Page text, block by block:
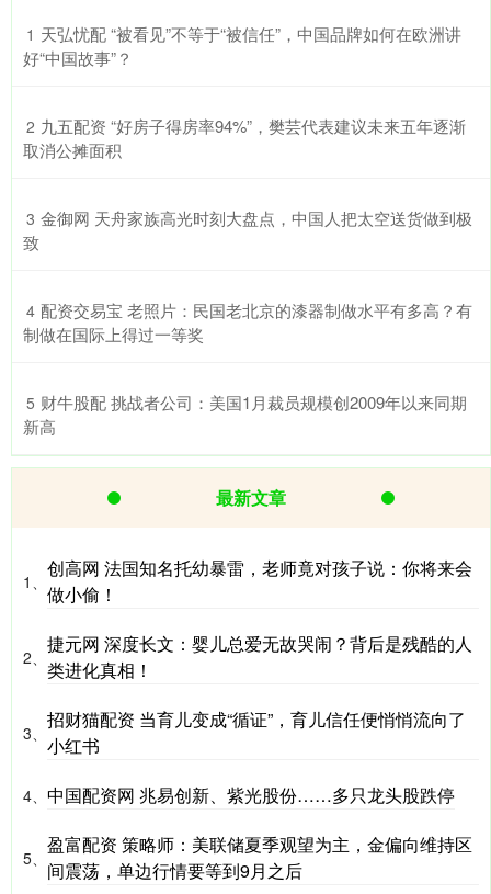
1 ​天弘忧配 “被看见”不等于“被信任”，中国品牌如何在欧洲讲
好“中国故事”？
2 ​九五配资 “好房子得房率94%”，樊芸代表建议未来五年逐渐
取消公摊面积
3 ​金御网 天舟家族高光时刻大盘点，中国人把太空送货做到极
致
4 ​配资交易宝 老照片：民国老北京的漆器制做水平有多高？有
制做在国际上得过一等奖
5 ​财牛股配 挑战者公司：美国1月裁员规模创2009年以来同期
新高
最新文章
1、
创高网 法国知名托幼暴雷，老师竟对孩子说：你将来会
做小偷！
2、
捷元网 深度长文：婴儿总爱无故哭闹？背后是残酷的人
类进化真相！
3、
招财猫配资 当育儿变成“循证”，育儿信任便悄悄流向了
小红书
4、 中国配资网 兆易创新、紫光股份……多只龙头股跌停
5、
盈富配资 策略师：美联储夏季观望为主，金偏向维持区
间震荡，单边行情要等到9月之后